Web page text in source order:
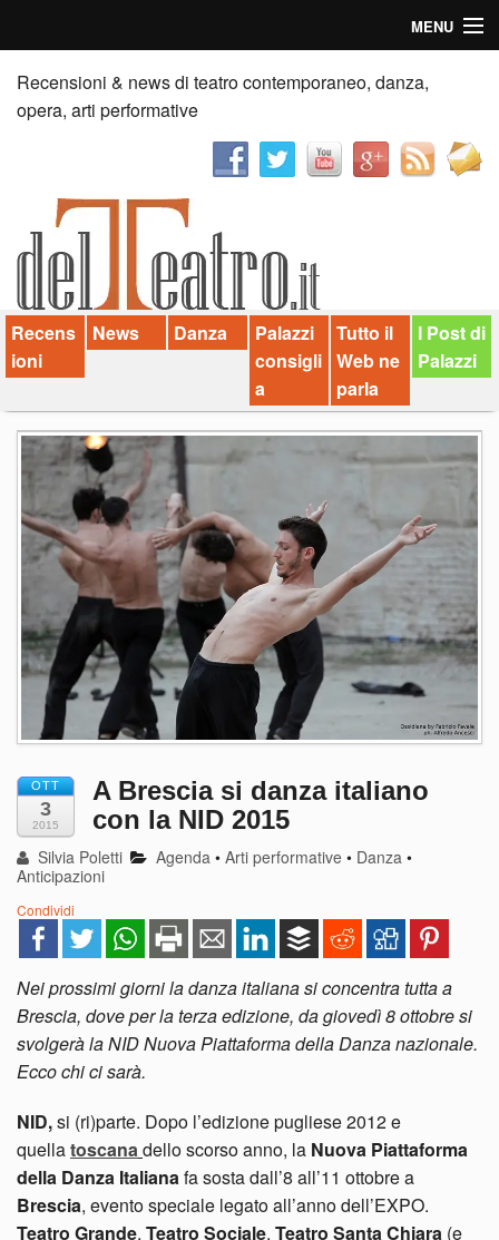
MENU
Home
Recensioni
News
Palazzi consiglia
Video
Chi siamo
Contatti
dT in English
Recensioni & news di teatro contemporaneo, danza,
opera, arti performative
Recens
ioni
News Danza
Palazzi
consigli
a
Tutto il
Web ne
parla
I Post di
Palazzi
OTT
3
2015
A Brescia si danza italiano
con la NID 2015
Silvia Poletti Agenda •Arti performative • Danza •
Anticipazioni
Condividi
Nei prossimi giorni la danza italiana si concentra tutta a
Brescia, dove per la terza edizione, da giovedì 8 ottobre si
svolgerà la NID Nuova Piattaforma della Danza nazionale.
Ecco chi ci sarà.
NID,si (ri)parte. Dopo l’edizione pugliese 2012 e
quellatoscanadello scorso anno, la Nuova Piattaforma
della Danza Italianafa sosta dall’8 all’11 ottobre a
Brescia, evento speciale legato all’anno dell’EXPO.
Teatro Grande, Teatro Sociale, Teatro Santa Chiara (e